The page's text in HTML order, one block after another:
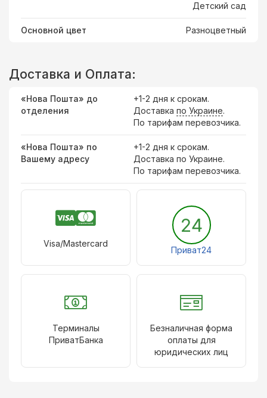
Детский сад
Основной цвет Разноцветный
Доставка и Оплата:
«Нова Пошта» до
отделения
+1-2 дня к срокам.
Доставка по Украине.
По тарифам перевозчика.
«Нова Пошта» по
Вашему адресу
+1-2 дня к срокам.
Доставка по Украине.
По тарифам перевозчика.
Visa/Mastercard
24
Приват24
Терминалы
ПриватБанка
Безналичная форма
оплаты для
юридических лиц